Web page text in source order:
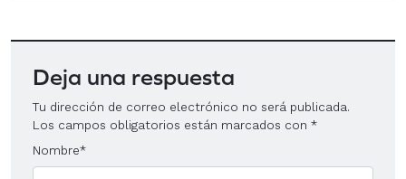
Deja una respuesta
Tu dirección de correo electrónico no será publicada.
Los campos obligatorios están marcados con *
Nombre*